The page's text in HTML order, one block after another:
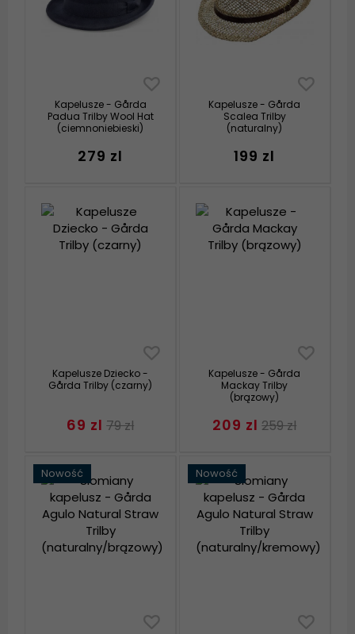
Kapelusze - Gårda
Padua Trilby Wool Hat
(ciemnoniebieski)
279 zl
Kapelusze - Gårda
Scalea Trilby
(naturalny)
199 zl
Kapelusze Dziecko -
Gårda Trilby (czarny)
69 zl 79 zl
Kapelusze - Gårda
Mackay Trilby
(brązowy)
209 zl 259 zl
Nowość Nowość